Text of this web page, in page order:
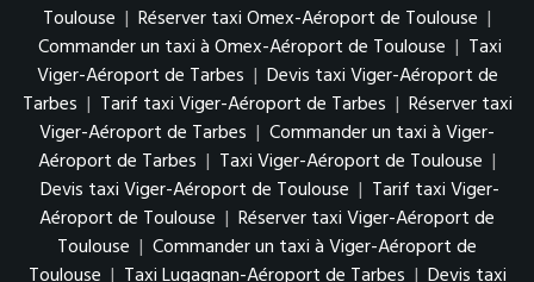
Toulouse | Réserver taxi Omex-Aéroport de Toulouse |
Commander un taxi à Omex-Aéroport de Toulouse | Taxi
Viger-Aéroport de Tarbes | Devis taxi Viger-Aéroport de
Tarbes | Tarif taxi Viger-Aéroport de Tarbes | Réserver taxi
Viger-Aéroport de Tarbes | Commander un taxi à Viger-
Aéroport de Tarbes | Taxi Viger-Aéroport de Toulouse |
Devis taxi Viger-Aéroport de Toulouse | Tarif taxi Viger-
Aéroport de Toulouse | Réserver taxi Viger-Aéroport de
Toulouse | Commander un taxi à Viger-Aéroport de
Toulouse | Taxi Lugagnan-Aéroport de Tarbes | Devis taxi